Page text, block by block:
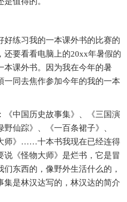
好练习我的一本课外书的比赛的
还要看看电脑上的20xx年暑假的
本课外书。因为我在今年的暑
一同去焦作参加今年的我的一本
《中国历史故事集》、《三国演
仙踪》、《一百条裙子》、
师》……十本书我现在已经连得
说《怪物大师》是烂书，它是冒
东西的，像野外生活什么的，
集是林汉达写的，林汉达的简介